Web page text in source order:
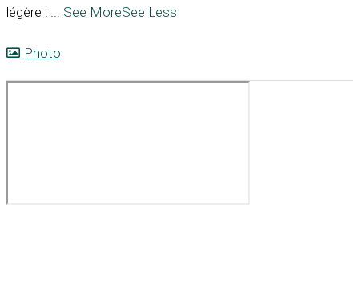
légère ! ... See MoreSee Less
Photo